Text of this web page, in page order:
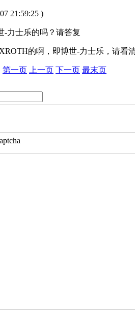
21:59:25 )
-力士乐的吗？请答复
的啊，即博世-力士乐，请看
第一页 上一页 下一页 最末页